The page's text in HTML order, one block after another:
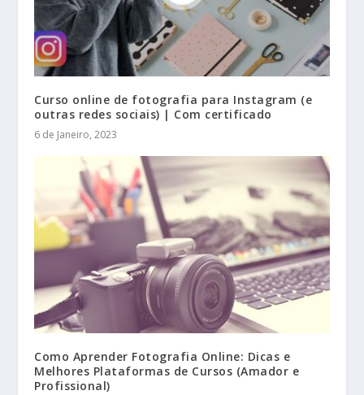
Curso online de fotografia para Instagram (e
outras redes sociais) | Com certificado
6 de Janeiro, 2023
Como Aprender Fotografia Online: Dicas e
Melhores Plataformas de Cursos (Amador e
Profissional)